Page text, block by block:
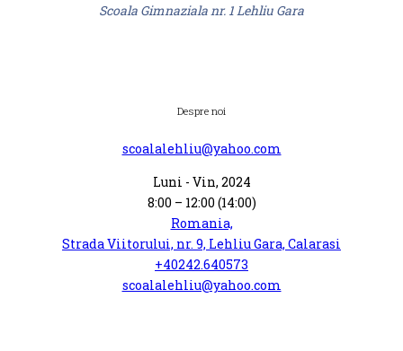
Scoala Gimnaziala nr. 1 Lehliu Gara
Despre noi
scoalalehliu@yahoo.com
Luni - Vin, 2024
8:00 – 12:00 (14:00)
Romania,
Strada Viitorului, nr. 9, Lehliu Gara, Calarasi
+40242.640573
scoalalehliu@yahoo.com